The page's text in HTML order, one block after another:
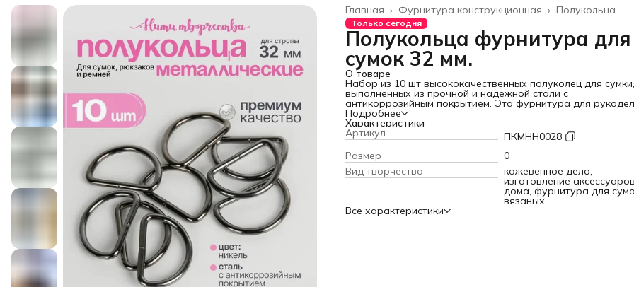
Полукольца
Фурнитура конструкционная ›
Главная ›
Только сегодня
Полукольца фурнитура для
сумок 32 мм.
О товаре
Набор из 10 шт высококачественных полуколец для сумки,
выполненных из прочной и надежной стали с
антикоррозийным покрытием. Эта фурнитура для
— не просто вспомогательные элементы, это — фундамент
ваших творческих проектов.
Универсальная фурнитура для сумок найдется в каждой
мастерской и арсенале рукодельника. Они идеально
для изготовления и ремонта различных сумок: от изящных
женских и строгих мужских моделей до детских рюкзаков,
также для создания бусинных украшений, ремней,
ошейников и даже подсумков для собак. Благодаря
ассортименту цветов и размеров, вы легко сможете
подобрать именно те полукольца, которые идеально
впишутся в дизайн вашего изделия, подчеркнут его
Подробнее
Характеристики
Артикул
ПКМНН0028
Размер
0
Вид творчества
кожевенное дело,
изготовление
дома, фурнитура для
вязаных
Все характеристики